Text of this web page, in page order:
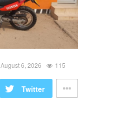
August 6, 2026 115
Twitter